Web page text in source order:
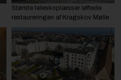
Største teleskoplæsser løftede
restaureringen af Kragskov Mølle